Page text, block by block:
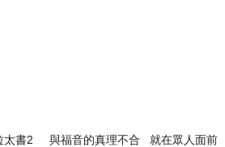
書2 與福音的真理不合 就在眾人面前